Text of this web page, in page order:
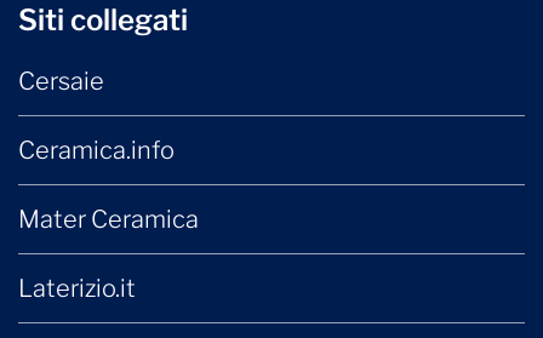
Siti collegati
Cersaie
Ceramica.info
Mater Ceramica
Laterizio.it